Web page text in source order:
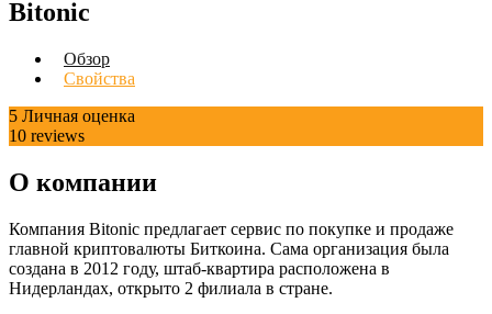
Bitonic
Обзор
Свойства
5 Личная оценка
10 reviews
О компании
Компания Bitonic предлагает сервис по покупке и продаже
главной криптовалюты Биткоина. Сама организация была
создана в 2012 году, штаб-квартира расположена в
Нидерландах, открыто 2 филиала в стране.